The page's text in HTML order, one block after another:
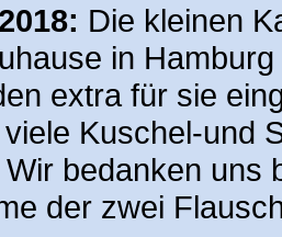
Die kleinen
in
extra für sie
Kuschel-und
bedanken uns
der zwei